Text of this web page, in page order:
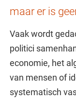
maar er is
Vaak wordt
politici
economie, het
van mensen of
systematisch